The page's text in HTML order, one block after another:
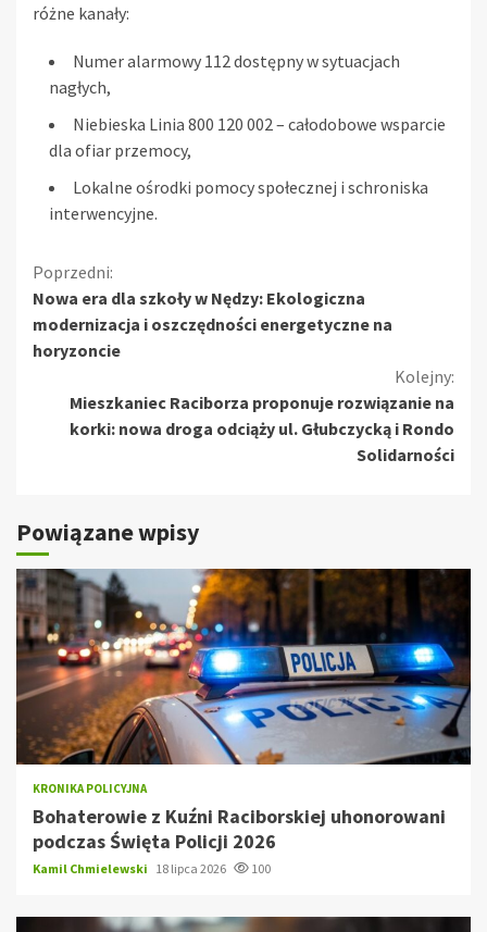
różne kanały:
Numer alarmowy 112 dostępny w sytuacjach
nagłych,
Niebieska Linia 800 120 002 – całodobowe wsparcie
dla ofiar przemocy,
Lokalne ośrodki pomocy społecznej i schroniska
interwencyjne.
Kontynuuj
czytanie
Poprzedni:
Nowa era dla szkoły w Nędzy: Ekologiczna
modernizacja i oszczędności energetyczne na
horyzoncie
Kolejny:
Mieszkaniec Raciborza proponuje rozwiązanie na
korki: nowa droga odciąży ul. Głubczycką i Rondo
Solidarności
Powiązane wpisy
KRONIKA POLICYJNA
Bohaterowie z Kuźni Raciborskiej uhonorowani
podczas Święta Policji 2026
Kamil Chmielewski 18 lipca 2026 100